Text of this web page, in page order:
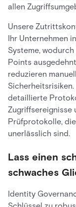
allen
Unsere
Ihr Unternehmen
Systeme,
Points
reduzieren
detaillierte
Prüfprotokolle,
unerlässlich sind.
Lass einen
schwaches
Identity